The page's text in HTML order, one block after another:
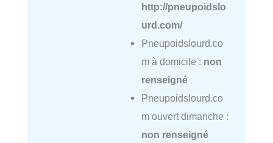
http://pneupoidslo
urd.com/
Pneupoidslourd.co
m à domicile : non
renseigné
Pneupoidslourd.co
m ouvert dimanche :
non renseigné